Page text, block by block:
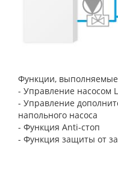
Функции,
- Управление насосом
- Управление
напольного насоса
- Функция Anti-стоп
- Функция защиты от